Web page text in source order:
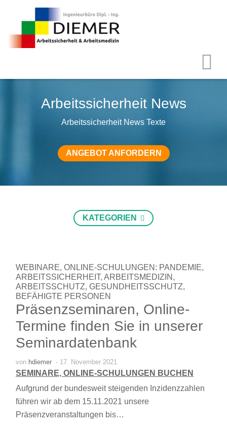
Arbeitssicherheit News
Arbeitssicherheit News Texte
ANGEBOT ANFORDERN
KATEGORIEN
WEBINARE, ONLINE-SCHULUNGEN: PANDEMIE,
ARBEITSSICHERHEIT, ARBEITSMEDIZIN,
ARBEITSSCHUTZ, GESUNDHEITSSCHUTZ,
BEFÄHIGTE PERSONEN
Präsenzseminaren, Online-
Termine finden Sie in unserer
Seminardatenbank
von hdiemer - 17. November 2021
SEMINARE, ONLINE-SCHULUNGEN BUCHEN
Aufgrund der bundesweit steigenden Inzidenzzahlen
führen wir ab dem 15.11.2021 unsere
Präsenzveranstaltungen bis…